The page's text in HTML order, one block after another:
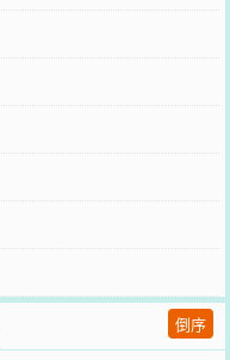
倒序